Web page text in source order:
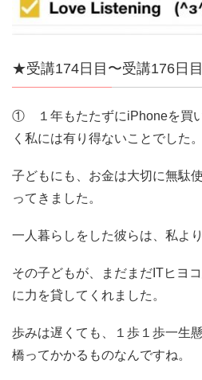
★受講174日目〜受講176日
① １年もたたずにiPhoneを買
く私には有り得ないことでした。
子どもにも、お金は大切に無駄
ってきました。
一人暮らしをした彼らは、私よ
その子どもが、まだまだITヒヨ
に力を貸してくれました。
歩みは遅くても、１歩１歩一生
橋ってかかるものなんですね。